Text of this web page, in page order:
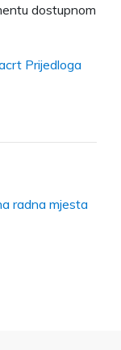
dostupnom
Prijedloga
radna mjesta